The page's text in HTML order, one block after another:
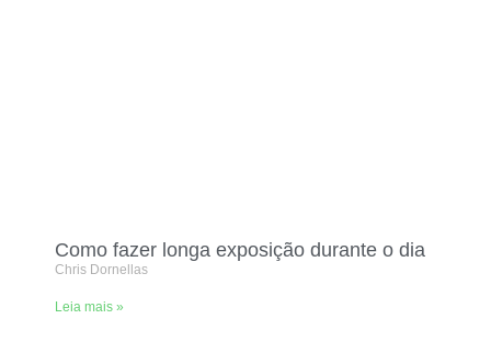
Como fazer longa exposição durante o dia
Chris Dornellas
Leia mais »